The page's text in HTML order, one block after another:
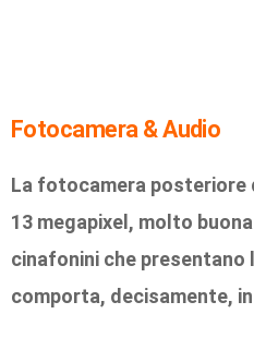
Fotocamera & Audio
La fotocamera posteriore
13 megapixel, molto
cinafonini che
comporta, decisamente,